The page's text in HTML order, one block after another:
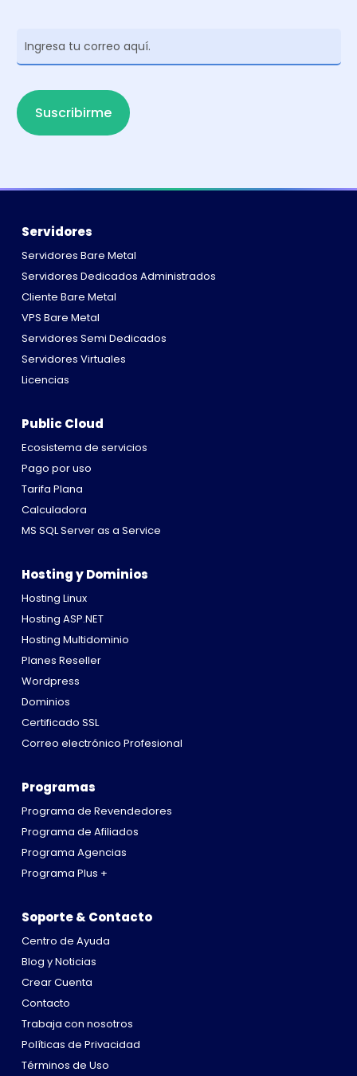
Suscribirme
Servidores
Servidores Bare Metal
Servidores Dedicados Administrados
Cliente Bare Metal
VPS Bare Metal
Servidores Semi Dedicados
Servidores Virtuales
Licencias
Public Cloud
Ecosistema de servicios
Pago por uso
Tarifa Plana
Calculadora
MS SQL Server as a Service
Hosting y Dominios
Hosting Linux
Hosting ASP.NET
Hosting Multidominio
Planes Reseller
Wordpress
Dominios
Certificado SSL
Correo electrónico Profesional
Programas
Programa de Revendedores
Programa de Afiliados
Programa Agencias
Programa Plus +
Soporte & Contacto
Centro de Ayuda
Blog y Noticias
Crear Cuenta
Contacto
Trabaja con nosotros
Políticas de Privacidad
Términos de Uso